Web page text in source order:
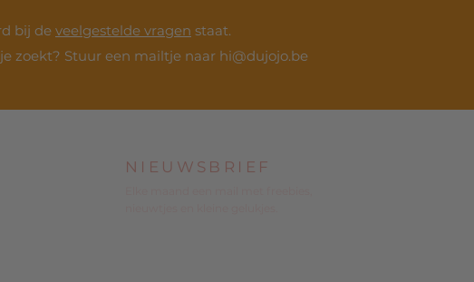
bij de veelgestelde vragen staat.
zoekt? Stuur een mailtje naar hi@dujojo.be
NIEUWSBRIEF